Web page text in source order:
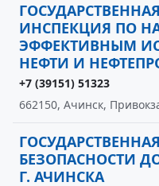
ИНСПЕКЦИЯ ПО
ЭФФЕКТИВНЫМ
НЕФТИ И
+7 (39151) 51323
662150, Ачинск,
БЕЗОПАСНОСТИ
Г. АЧИНСКА